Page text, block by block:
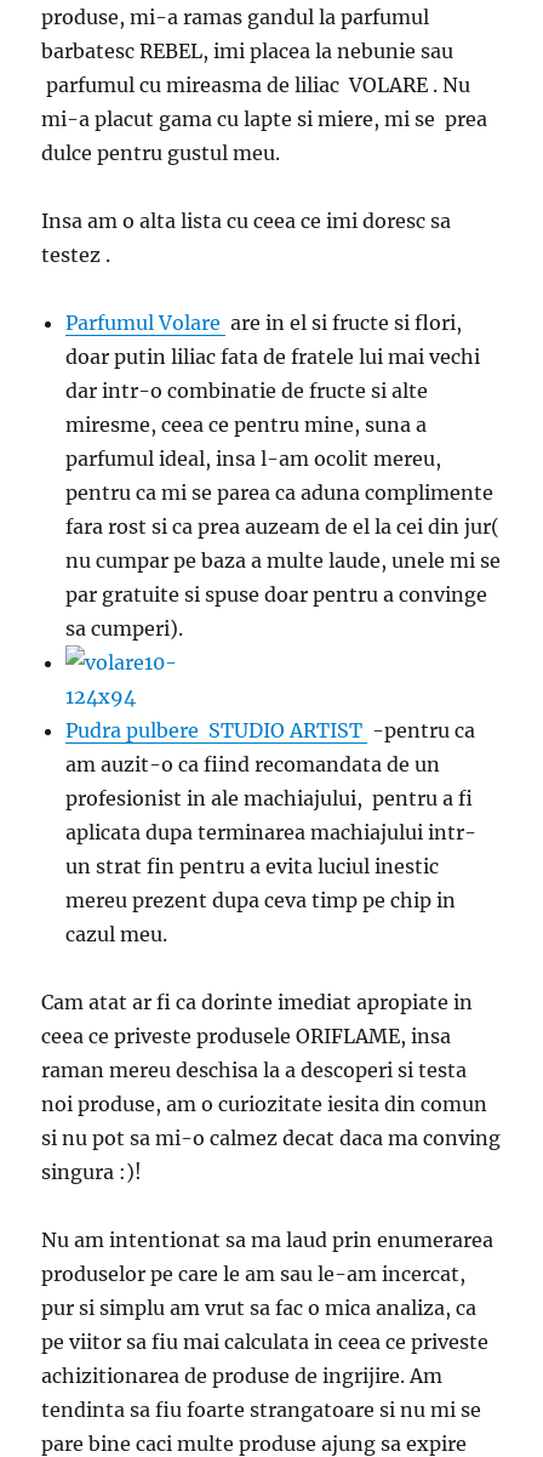
produse, mi-a ramas gandul la parfumul
barbatesc REBEL, imi placea la nebunie sau
parfumul cu mireasma de liliac VOLARE . Nu
mi-a placut gama cu lapte si miere, mi se prea
dulce pentru gustul meu.
Insa am o alta lista cu ceea ce imi doresc sa
testez .
Parfumul Volare are in el si fructe si flori,
doar putin liliac fata de fratele lui mai vechi
dar intr-o combinatie de fructe si alte
miresme, ceea ce pentru mine, suna a
parfumul ideal, insa l-am ocolit mereu,
pentru ca mi se parea ca aduna complimente
fara rost si ca prea auzeam de el la cei din jur(
nu cumpar pe baza a multe laude, unele mi se
par gratuite si spuse doar pentru a convinge
sa cumperi).
Pudra pulbere STUDIO ARTIST -pentru ca
am auzit-o ca fiind recomandata de un
profesionist in ale machiajului, pentru a fi
aplicata dupa terminarea machiajului intr-
un strat fin pentru a evita luciul inestic
mereu prezent dupa ceva timp pe chip in
cazul meu.
Cam atat ar fi ca dorinte imediat apropiate in
ceea ce priveste produsele ORIFLAME, insa
raman mereu deschisa la a descoperi si testa
noi produse, am o curiozitate iesita din comun
si nu pot sa mi-o calmez decat daca ma conving
singura :)!
Nu am intentionat sa ma laud prin enumerarea
produselor pe care le am sau le-am incercat,
pur si simplu am vrut sa fac o mica analiza, ca
pe viitor sa fiu mai calculata in ceea ce priveste
achizitionarea de produse de ingrijire. Am
tendinta sa fiu foarte strangatoare si nu mi se
pare bine caci multe produse ajung sa expire